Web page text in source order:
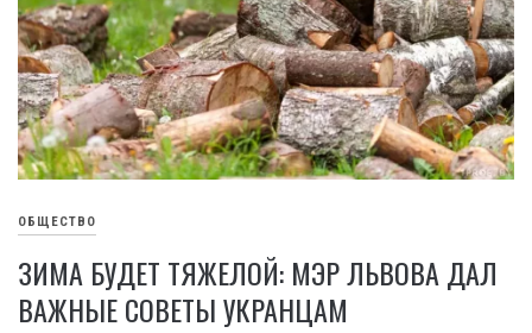
ОБЩЕСТВО
ЗИМА БУДЕТ ТЯЖЕЛОЙ: МЭР ЛЬВОВА ДАЛ
ВАЖНЫЕ СОВЕТЫ УКРАНЦАМ